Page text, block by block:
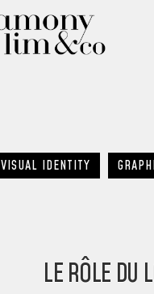
VISUAL IDENTITY
LE RÔLE DU